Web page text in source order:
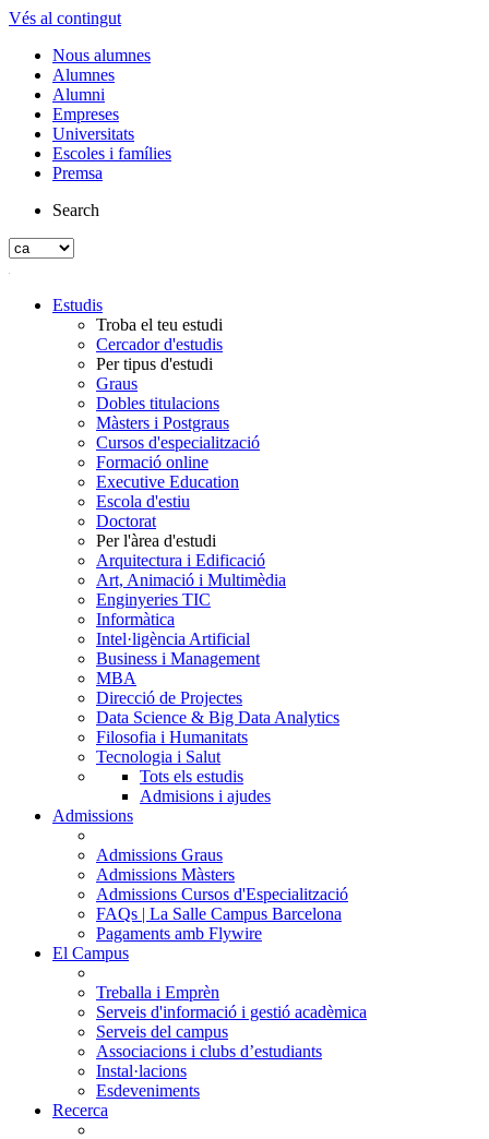
Vés al contingut
Nous alumnes
Alumnes
Alumni
Empreses
Universitats
Escoles i famílies
Premsa
Search
Estudis
Troba el teu estudi
Cercador d'estudis
Per tipus d'estudi
Graus
Dobles titulacions
Màsters i Postgraus
Cursos d'especialització
Formació online
Executive Education
Escola d'estiu
Doctorat
Per l'àrea d'estudi
Arquitectura i Edificació
Art, Animació i Multimèdia
Enginyeries TIC
Informàtica
Intel·ligència Artificial
Business i Management
MBA
Direcció de Projectes
Data Science & Big Data Analytics
Filosofia i Humanitats
Tecnologia i Salut
Tots els estudis
Admisions i ajudes
Admissions
Admissions Graus
Admissions Màsters
Admissions Cursos d'Especialització
FAQs | La Salle Campus Barcelona
Pagaments amb Flywire
El Campus
Treballa i Emprèn
Serveis d'informació i gestió acadèmica
Serveis del campus
Associacions i clubs d’estudiants
Instal·lacions
Esdeveniments
Recerca